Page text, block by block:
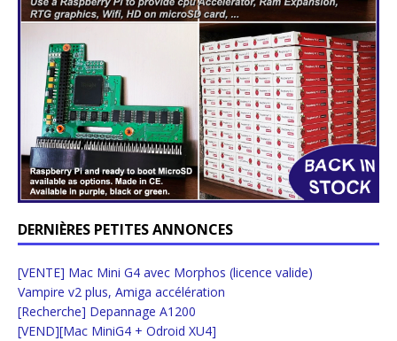
DERNIÈRES PETITES ANNONCES
[VENTE] Mac Mini G4 avec Morphos (licence valide)
Vampire v2 plus, Amiga accélération
[Recherche] Depannage A1200
[VEND][Mac MiniG4 + Odroid XU4]